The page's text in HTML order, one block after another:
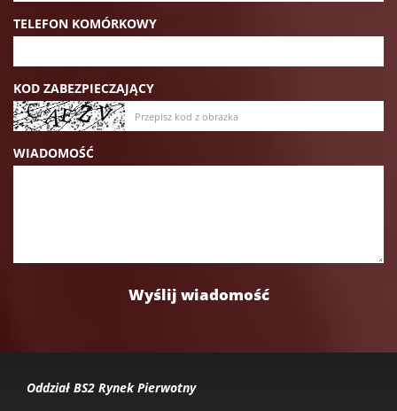
TELEFON KOMÓRKOWY
KOD ZABEZPIECZAJĄCY
WIADOMOŚĆ
Oddział BS2 Rynek Pierwotny